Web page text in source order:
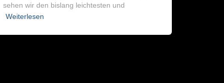
sehen wir den bislang leichtesten und
Weiterlesen